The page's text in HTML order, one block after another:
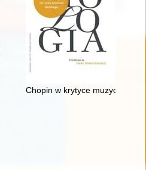
Szlakiem Mickiewicza,
Chopin w krytyce muzycznej